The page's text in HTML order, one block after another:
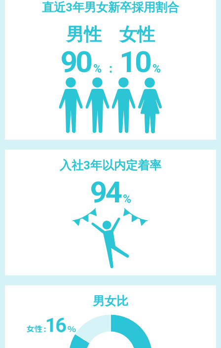
直近3年男女新卒採用割合
男性 女性
90 % ： 10 %
入社3年以内定着率
94 %
男女比